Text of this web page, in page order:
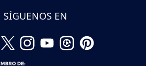
SÍGUENOS EN